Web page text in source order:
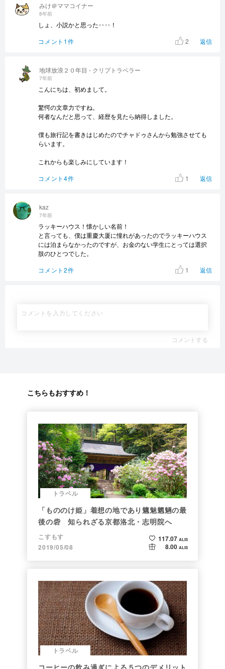
kaz
7年前
ラッキーハウス！懐かしい名前！
と言っても、僕は重慶大厦に憧れがあったのでラッキーハウス
には泊まらなかったのですが、お金のない学生にとっては選択
肢のひとつでした。
コメント2件
1 返信
地球放浪２０年目 - クリプトラベラー
7年前
こんにちは、初めまして。
驚愕の文章力ですね。
何者なんだと思って、経歴を見たら納得しました。
僕も旅行記を書きはじめたのでチャドゥさんから勉強させても
らいます。
これからも楽しみにしています！
コメント4件
1 返信
みけ＠ママコイナー
8年前
しょ、小説かと思った‥‥！
コメント1件
2 返信
コメントする
こちらもおすすめ！
トラベル
「もののけ姫」着想の地であり魑魅魍魎の最
後の砦 知られざる京都洛北・志明院へ
こすもす
2019/05/08
117.07 ALIS
8.00 ALIS
トラベル